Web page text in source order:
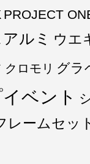
PROJECT
アルミ ウエ
クロモリ グラ
ベント
レームセッ